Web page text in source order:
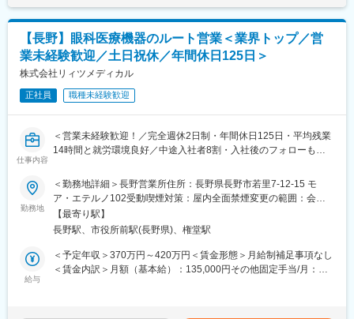
■採用サイト内動画ページ
https://trim-saiyo.jp/movie/
変更の範囲：会社の定める業務
■介護浴槽について：
「やさしさの発想」「幸せのカタチ」をコンセプトに、入浴する
方、介護する方それぞれに「やさしい」ご提案で常にもっと「幸
せ」なカタチを追及しています。寝た姿勢で入浴するタイプや腰
かけた姿勢で入浴するタイプなど、様々なシーンで対応できる製
品を開発しています。
■教育制度：
基本的には先輩社員とOJTで学ぶ機会があります。営業のメンバ
方も安心して働くことができる職場環境です。
実際に入社された方々も、製造職や自動車整備士、機械の保全メ
ンテナンスなど、未経験の方も多く活躍されております。
・当社が最も力を入れていることがメンテナンスです。顧客から
の信頼が厚い理由も、サポート体制の手厚さによるもので、そこ
当を含めた表記です。
【長野】眼科医療機器のルート営業＜業界トップ／営
業未経験歓迎／土日祝休／年間休日125日＞
株式会社リィツメディカル
正社員 職種未経験歓迎
仕事内容
＜営業未経験歓迎！／完全週休2日制・年間休日125日・平均残業
14時間と就労環境良好／中途入社者8割・入社後のフォローも充
■業務内容：
業界トップシェアを誇る眼科ディーラーである同社にて、眼科医
療機器の販売・メンテナンスを中心に、クリニックの新規開業ま
で眼科専門商社としてトータル的なサポートをご担当いただきま
す。
・営業手法：ルート営業
・担当数：15社～20社程度
勤務地
＜勤務地詳細＞長野営業所住所：長野県長野市若里7-12-15 モ
ア・エテルノ102受動喫煙対策：屋内全面禁煙変更の範囲：会社
の定める事業所
【最寄り駅】
長野駅、市役所前駅(長野県)、権堂駅
給与
＜予定年収＞370万円～420万円＜賃金形態＞月給制補足事項なし
＜賃金内訳＞月額（基本給）：135,000円その他固定手当/月：